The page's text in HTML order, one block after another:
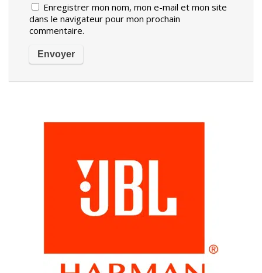
Enregistrer mon nom, mon e-mail et mon site
dans le navigateur pour mon prochain
commentaire.